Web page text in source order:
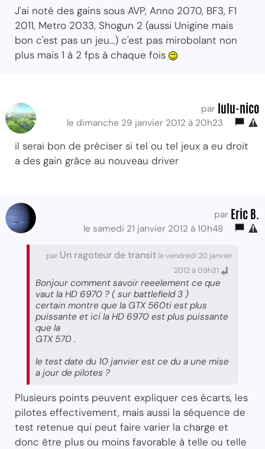
J'ai noté des gains sous AVP, Anno 2070, BF3, F1
2011, Metro 2033, Shogun 2 (aussi Unigine mais
bon c'est pas un jeu...) c'est pas mirobolant non
plus mais 1 à 2 fps à chaque fois
par lulu-nico
le dimanche 29 janvier 2012 à 20h23
il serai bon de préciser si tel ou tel jeux a eu droit
a des gain grâce au nouveau driver
par Eric B.
le samedi 21 janvier 2012 à 10h48
par Un ragoteur de transit le vendredi 20 janvier
2012 à 09h31
Bonjour comment savoir reeelement ce que
vaut la HD 6970 ? ( sur battlefield 3 )
certain montre que la GTX 560ti est plus
puissante et ici la HD 6970 est plus puissante
que la
GTX 570 .
le test date du 10 janvier est ce du a une mise
a jour de pilotes ?
Plusieurs points peuvent expliquer ces écarts, les
pilotes effectivement, mais aussi la séquence de
test retenue qui peut faire varier la charge et
donc être plus ou moins favorable à telle ou telle